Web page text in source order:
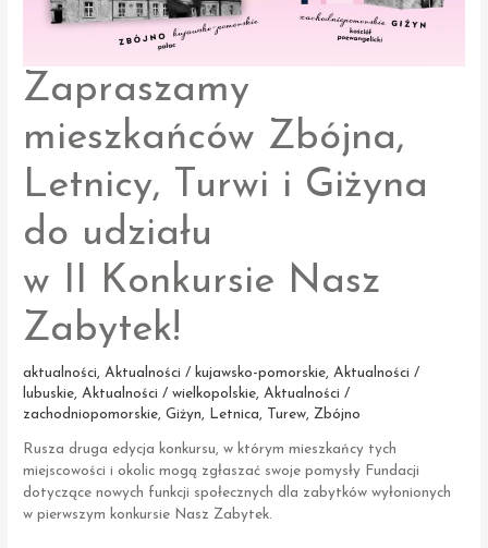
Zapraszamy
mieszkańców Zbójna,
Letnicy, Turwi i Giżyna
do udziału
w II Konkursie Nasz
Zabytek!
aktualności Aktualności / kujawsko-pomorskie
Aktualności /
lubuskie
Aktualności / wielkopolskie
Aktualności /
zachodniopomorskie ,Giżyn Letnica Turew Zbójno
Rusza druga edycja konkursu, w którym mieszkańcy tych
miejscowości i okolic mogą zgłaszać swoje pomysły Fundacji
dotyczące nowych funkcji społecznych dla zabytków wyłonionych
w pierwszym konkursie Nasz Zabytek.